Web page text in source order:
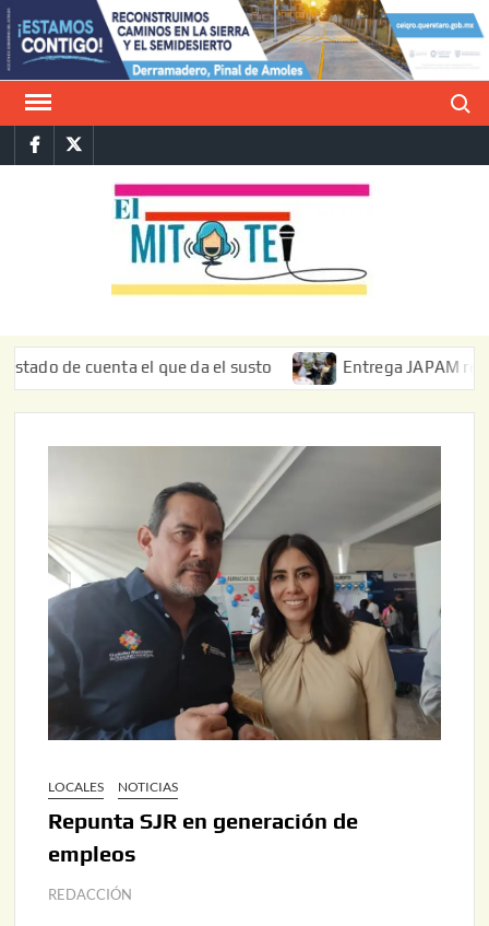
Saltar
al
contenido
FacebookTwitter
cuenta el que da el susto Entrega JAPAM
LOCALES NOTICIAS
Repunta SJR en generación de
empleos
REDACCIÓN